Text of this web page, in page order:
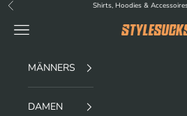
Zum Inhalt springen
Zurück Shirts, Hoodies &
stylesucks
Menü
MÄNNERS
DAMEN